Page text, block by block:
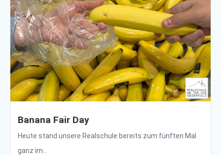
Banana Fair Day
Heute stand unsere Realschule bereits zum fünften Mal
ganz im...